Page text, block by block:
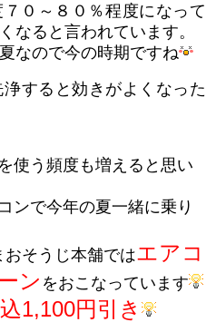
０～８０％程度になって
なると言われています。
なので今の時期ですね
すると効きがよくなった
使う頻度も増えると思い
ンで今年の夏一緒に乗り
そうじ本舗ではエアコ
ン をおこなっています
1,100円引き